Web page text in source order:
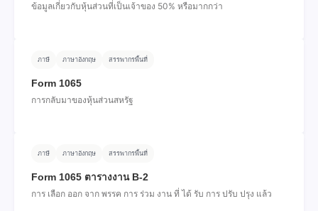
ข้อมูลเกี่ยวกับหุ้นส่วนที่เป็นเจ้าของ 50% หรือมากกว่า
ภาษี ภาษาอังกฤษ สรรพากรพื้นที่
Form 1065
การกลับมาของหุ้นส่วนสหรัฐ
ภาษี ภาษาอังกฤษ สรรพากรพื้นที่
Form 1065 ตารางงาน B-2
การ เลือก ออก จาก พรรค การ ร่วม งาน ที่ ได้ รับ การ ปรับ ปรุง แล้ว